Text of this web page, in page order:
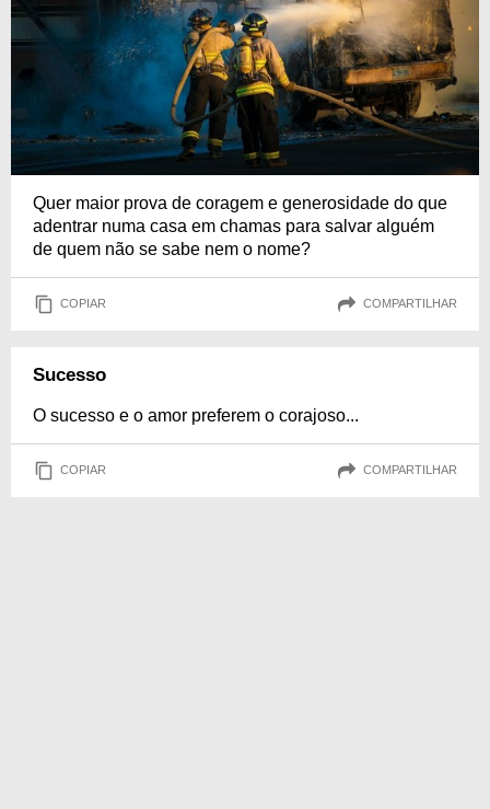
Quer maior prova de coragem e generosidade do que
adentrar numa casa em chamas para salvar alguém
de quem não se sabe nem o nome?
COPIAR COMPARTILHAR
Sucesso
O sucesso e o amor preferem o corajoso...
COPIAR COMPARTILHAR